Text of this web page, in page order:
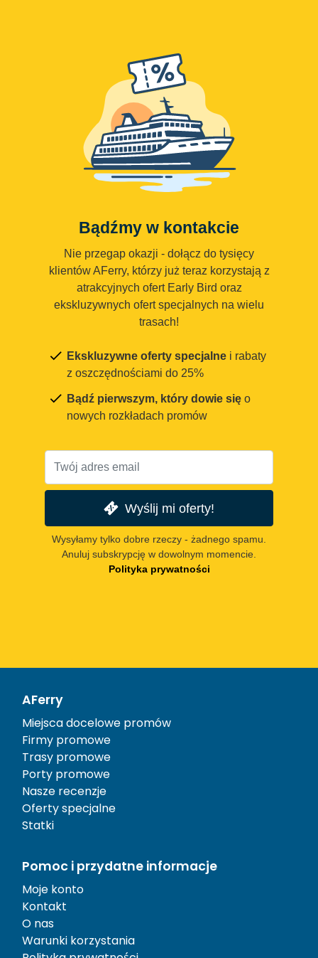
Bądźmy w kontakcie
Nie przegap okazji - dołącz do tysięcy
klientów AFerry, którzy już teraz korzystają z
atrakcyjnych ofert Early Bird oraz
ekskluzywnych ofert specjalnych na wielu
trasach!
Ekskluzywne oferty specjalne i rabaty
z oszczędnościami do 25%
Bądź pierwszym, który dowie się o
nowych rozkładach promów
Wyślij mi oferty!
Wysyłamy tylko dobre rzeczy - żadnego spamu.
Anuluj subskrypcję w dowolnym momencie.
Polityka prywatności
AFerry
Miejsca docelowe promów
Firmy promowe
Trasy promowe
Porty promowe
Nasze recenzje
Oferty specjalne
Statki
Pomoc i przydatne informacje
Moje konto
Kontakt
O nas
Warunki korzystania